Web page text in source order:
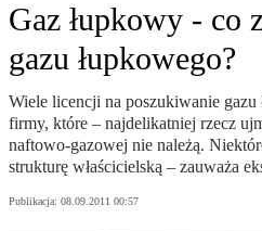
Gaz łupkowy - co
gazu łupkowego?
Wiele licencji na poszukiwanie gazu
firmy, które – najdelikatniej rzecz
naftowo-gazowej nie należą.
strukturę właścicielską – zauważa
Publikacja: 08.09.2011 00:57